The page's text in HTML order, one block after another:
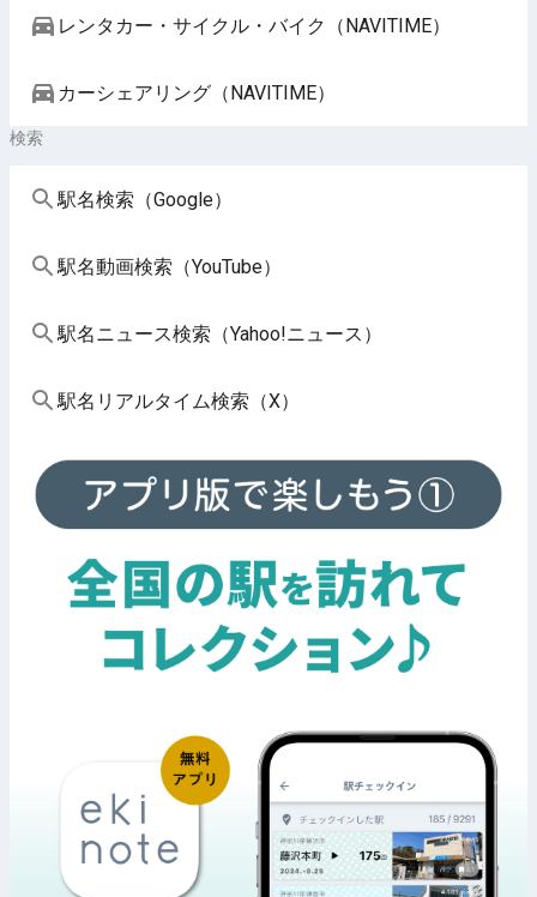
レンタカー・サイクル・バイク（NAVITIME）
カーシェアリング（NAVITIME）
検索
駅名検索（Google）
駅名動画検索（YouTube）
駅名ニュース検索（Yahoo!ニュース）
駅名リアルタイム検索（X）